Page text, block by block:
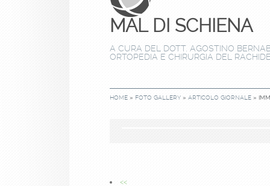
MAL DI SCHIENA
A CURA DEL DOTT. AGOSTINO
ORTOPEDIA E CHIRURGIA DEL
HOME » FOTO GALLERY » ARTICOLO GIORNALE »
<<